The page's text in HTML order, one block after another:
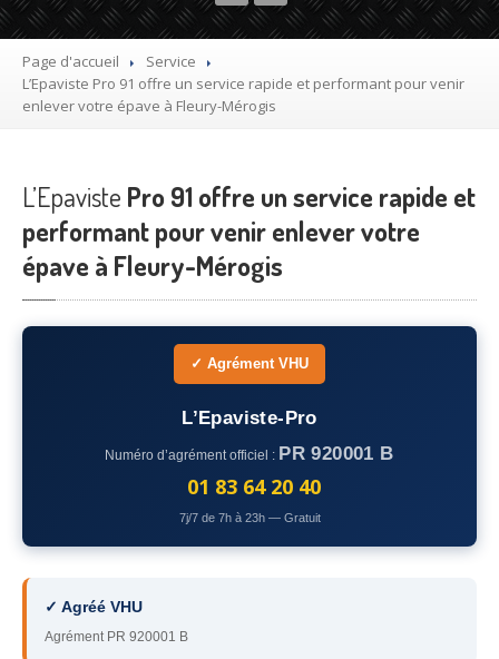
Démolisseuragrée VHU gratuit
Mettre à la casse sa voiture
Dépollution de véhicule hors d’usage gratuit
Destruction de voiture agréé
Epaviste Gratuit
Rachatvoiture accidentée
Où?
– Seine-et-Marne
– Yvelines
– Hauts-de-Seine
93– Seine-Saint-Denis
94 – Val-de-Marne
95– Val d’Oise
Page d'accueil
Service
L’Epaviste Pro 91 offre un service rapide et performant pour venir
enlever votre épave à Fleury-Mérogis
L’Epaviste Pro 91 offre un service rapide et
performant pour venir enlever votre
épave à Fleury-Mérogis
✓ Agrément VHU
L’Epaviste-Pro
Numéro d’agrément officiel : PR 920001 B
01 83 64 20 40
7j/7 de 7h à 23h — Gratuit
✓ Agréé VHU
Agrément PR 920001 B